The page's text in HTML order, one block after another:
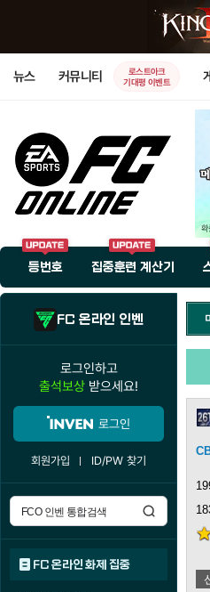
뉴스 커뮤니티
로스트아크
기대평 이벤트
등번호 집중훈련 계산기
FC 온라인 인벤
로그인하고
출석보상 받으세요!
로그인
회원가입 ID/PW 찾기
FC 온라인 화제 집중